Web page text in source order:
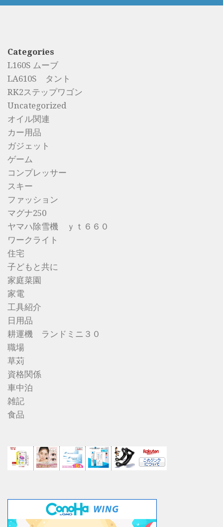
Categories
L160S ムーブ
LA610S タント
RK2ステップワゴン
Uncategorized
オイル関連
カー用品
ガジェット
ゲーム
コンプレッサー
スキー
ファッション
マグナ250
ヤマハ除雪機 ｙｔ６６０
ワークライト
住宅
子どもと共に
家庭菜園
家電
工具紹介
日用品
耕運機 ランドミニ３０
職場
草苅
資格関係
車中泊
雑記
食品